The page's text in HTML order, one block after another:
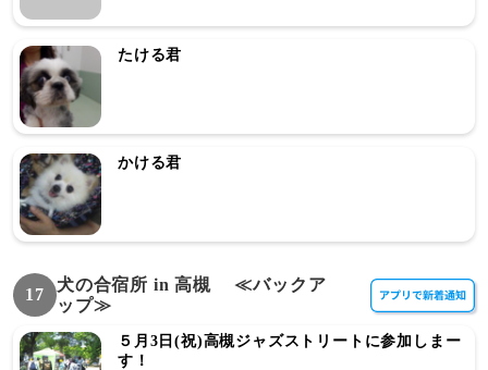
たける君
かける君
17
犬の合宿所 in 高槻 ≪バックア
ップ≫
５月3日(祝)高槻ジャズストリートに参加しまー
す！